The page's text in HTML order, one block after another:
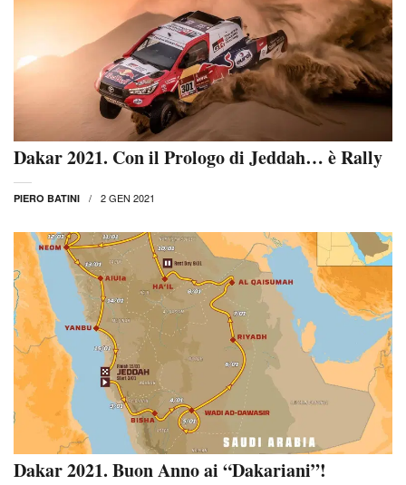
Dakar 2021. Con il Prologo di Jeddah… è Rally
PIERO BATINI 2 GEN 2021
Dakar 2021. Buon Anno ai “Dakariani”!